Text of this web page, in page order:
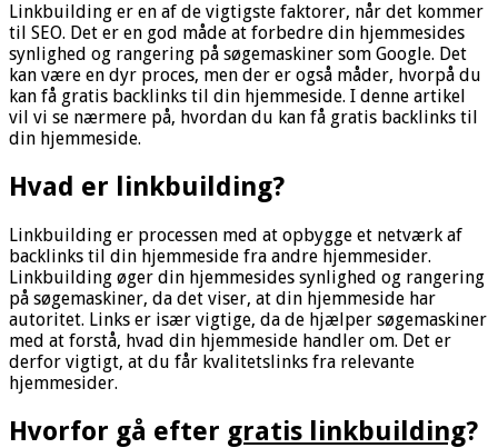
Linkbuilding er en af de vigtigste faktorer, når det kommer
til SEO. Det er en god måde at forbedre din hjemmesides
synlighed og rangering på søgemaskiner som Google. Det
kan være en dyr proces, men der er også måder, hvorpå du
kan få gratis backlinks til din hjemmeside. I denne artikel
vil vi se nærmere på, hvordan du kan få gratis backlinks til
din hjemmeside.
Hvad er linkbuilding?
Linkbuilding er processen med at opbygge et netværk af
backlinks til din hjemmeside fra andre hjemmesider.
Linkbuilding øger din hjemmesides synlighed og rangering
på søgemaskiner, da det viser, at din hjemmeside har
autoritet. Links er især vigtige, da de hjælper søgemaskiner
med at forstå, hvad din hjemmeside handler om. Det er
derfor vigtigt, at du får kvalitetslinks fra relevante
hjemmesider.
Hvorfor gå efter gratis linkbuilding?